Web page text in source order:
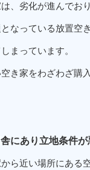
、劣化が進んでお
なっている放置空
まっています。
き家をわざわざ購
にあり立地条件が
ら近い場所にある